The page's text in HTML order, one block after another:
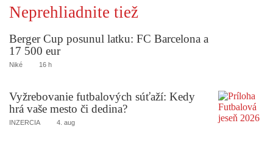
Neprehliadnite tiež
Berger Cup posunul latku: FC Barcelona a
17 500 eur
Niké 16 h
Vyžrebovanie futbalových súťaží: Kedy
hrá vaše mesto či dedina?
INZERCIA 4. aug